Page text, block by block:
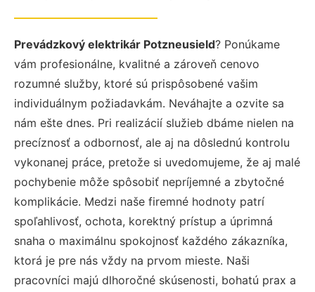
Prevádzkový elektrikár Potzneusield? Ponúkame
vám profesionálne, kvalitné a zároveň cenovo
rozumné služby, ktoré sú prispôsobené vašim
individuálnym požiadavkám. Neváhajte a ozvite sa
nám ešte dnes. Pri realizácií služieb dbáme nielen na
precíznosť a odbornosť, ale aj na dôslednú kontrolu
vykonanej práce, pretože si uvedomujeme, že aj malé
pochybenie môže spôsobiť nepríjemné a zbytočné
komplikácie. Medzi naše firemné hodnoty patrí
spoľahlivosť, ochota, korektný prístup a úprimná
snaha o maximálnu spokojnosť každého zákazníka,
ktorá je pre nás vždy na prvom mieste. Naši
pracovníci majú dlhoročné skúsenosti, bohatú prax a